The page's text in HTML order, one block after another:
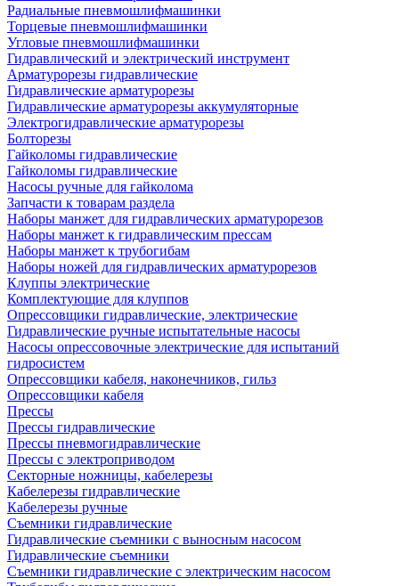
Радиальные пневмошлифмашинки
Торцевые пневмошлифмашинки
Угловые пневмошлифмашинки
Гидравлический и электрический инструмент
Арматурорезы гидравлические
Гидравлические арматурорезы
Гидравлические арматурорезы аккумуляторные
Электрогидравлические арматурорезы
Болторезы
Гайколомы гидравлические
Гайколомы гидравлические
Насосы ручные для гайколома
Запчасти к товарам раздела
Наборы манжет для гидравлических арматурорезов
Наборы манжет к гидравлическим прессам
Наборы манжет к трубогибам
Наборы ножей для гидравлических арматурорезов
Клуппы электрические
Комплектующие для клуппов
Опрессовщики гидравлические, электрические
Гидравлические ручные испытательные насосы
Насосы опрессовочные электрические для испытаний
гидросистем
Опрессовщики кабеля, наконечников, гильз
Опрессовщики кабеля
Прессы
Прессы гидравлические
Прессы пневмогидравлические
Прессы с электроприводом
Секторные ножницы, кабелерезы
Кабелерезы гидравлические
Кабелерезы ручные
Съемники гидравлические
Гидравлические cъемники с выносным насосом
Гидравлические съемники
Съемники гидравлические с электрическим насосом